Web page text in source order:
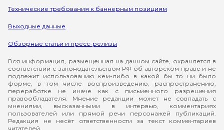
Технические требования к баннерным позициям
Выходные данные
Обзорные статьи и пресс-релизы
Вся информация, размещенная на данном сайте, охраняется в
соответствии с законодательством РФ об авторском праве и не
подлежит использованию кем-либо в какой бы то ни было
форме, в том числе воспроизведению, распространению,
переработке не иначе как с письменного разрешения
правообладателя. Мнение редакции может не совпадать с
мнениями, высказанными в интервью, комментариях
пользователей или прямой речи персонажей публикаций.
Редакция не несёт ответственности за текст комментариев
читателей.